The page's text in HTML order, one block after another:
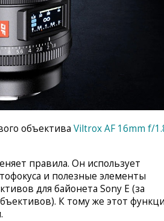
объектива Viltrox AF 16mm f/
правила. Он использует
и полезные элементы
для байонета Sony E (за
К тому же этот